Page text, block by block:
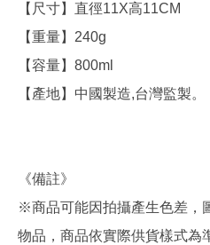
【尺寸】直徑11X高11CM
【重量】240g
【容量】800ml
【產地】中國製造,台灣監製。
《備註》
※商品可能因拍攝產生色差，
物品，商品依實際供貨樣式為